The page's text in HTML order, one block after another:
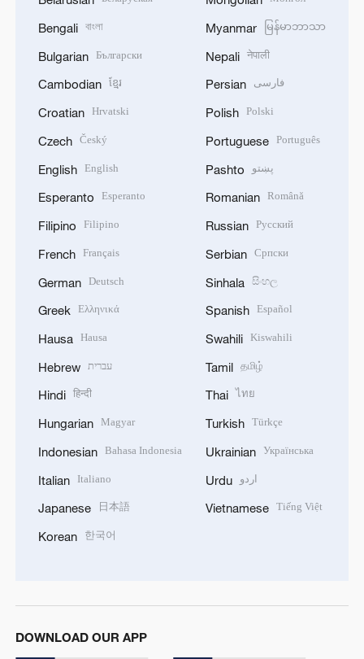
Bengali বাংলা
Bulgarian Български
Cambodian ខ្មែរ
Croatian Hrvatski
Czech Český
English English
Esperanto Esperanto
Filipino Filipino
French Français
German Deutsch
Greek Ελληνικά
Hausa Hausa
Hebrew עברית
Hindi हिन्दी
Hungarian Magyar
Indonesian Bahasa Indonesia
Italian Italiano
Japanese 日本語
Korean 한국어
Myanmar မြန်မာဘာသာ
Nepali नेपाली
Persian فارسی
Polish Polski
Portuguese Português
Pashto پښتو
Romanian Română
Russian Русский
Serbian Српски
Sinhala සිංහල
Spanish Español
Swahili Kiswahili
Tamil தமிழ்
Thai ไทย
Turkish Türkçe
Ukrainian Українська
Urdu اردو
Vietnamese Tiếng Việt
DOWNLOAD OUR APP